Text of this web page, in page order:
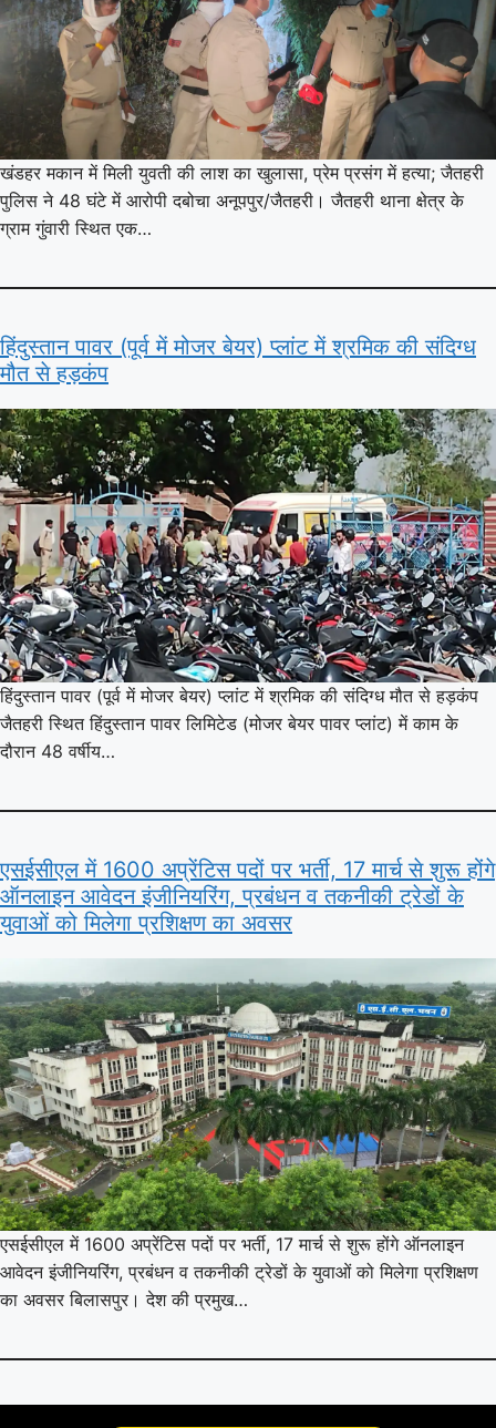
खंडहर मकान में मिली युवती की लाश का खुलासा, प्रेम प्रसंग में हत्या; जैतहरी
पुलिस ने 48 घंटे में आरोपी दबोचा अनूपपुर/जैतहरी। जैतहरी थाना क्षेत्र के
ग्राम गुंवारी स्थित एक…
हिंदुस्तान पावर (पूर्व में मोजर बेयर) प्लांट में श्रमिक की संदिग्ध
मौत से हड़कंप
हिंदुस्तान पावर (पूर्व में मोजर बेयर) प्लांट में श्रमिक की संदिग्ध मौत से हड़कंप
जैतहरी स्थित हिंदुस्तान पावर लिमिटेड (मोजर बेयर पावर प्लांट) में काम के
दौरान 48 वर्षीय…
एसईसीएल में 1600 अप्रेंटिस पदों पर भर्ती, 17 मार्च से शुरू होंगे
ऑनलाइन आवेदन इंजीनियरिंग, प्रबंधन व तकनीकी ट्रेडों के
युवाओं को मिलेगा प्रशिक्षण का अवसर
एसईसीएल में 1600 अप्रेंटिस पदों पर भर्ती, 17 मार्च से शुरू होंगे ऑनलाइन
आवेदन इंजीनियरिंग, प्रबंधन व तकनीकी ट्रेडों के युवाओं को मिलेगा प्रशिक्षण
का अवसर बिलासपुर। देश की प्रमुख…